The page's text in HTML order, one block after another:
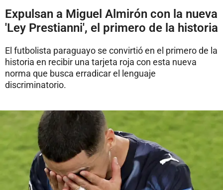
Expulsan a Miguel Almirón con la nueva
'Ley Prestianni', el primero de la historia
El futbolista paraguayo se convirtió en el primero de la
historia en recibir una tarjeta roja con esta nueva
norma que busca erradicar el lenguaje
discriminatorio.